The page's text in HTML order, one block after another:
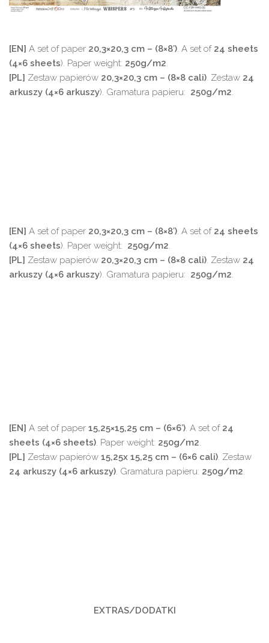
[EN] A set of paper 20,3×20,3 cm – (8×8′). A set of24 sheets
(4×6 sheets). Paper weight: 250g/m2.
[PL] Zestaw papierów 20,3×20,3 cm – (8×8 cali). Zestaw 24
arkuszy (4×6 arkuszy). Gramatura papieru: 250g/m2.
[EN] A set of paper 20,3×20,3 cm – (8×8′). A set of24 sheets
(4×6 sheets). Paper weight: 250g/m2.
[PL] Zestaw papierów 20,3×20,3 cm – (8×8 cali). Zestaw 24
arkuszy (4×6 arkuszy). Gramatura papieru: 250g/m2.
[EN] A set of paper 15,25×15,25 cm – (6×6′). A set of24
sheets (4×6 sheets). Paper weight: 250g/m2.
[PL] Zestaw papierów 15,25x 15,25 cm – (6×6 cali). Zestaw
24 arkuszy (4×6 arkuszy). Gramatura papieru: 250g/m2.
EXTRAS/DODATKI